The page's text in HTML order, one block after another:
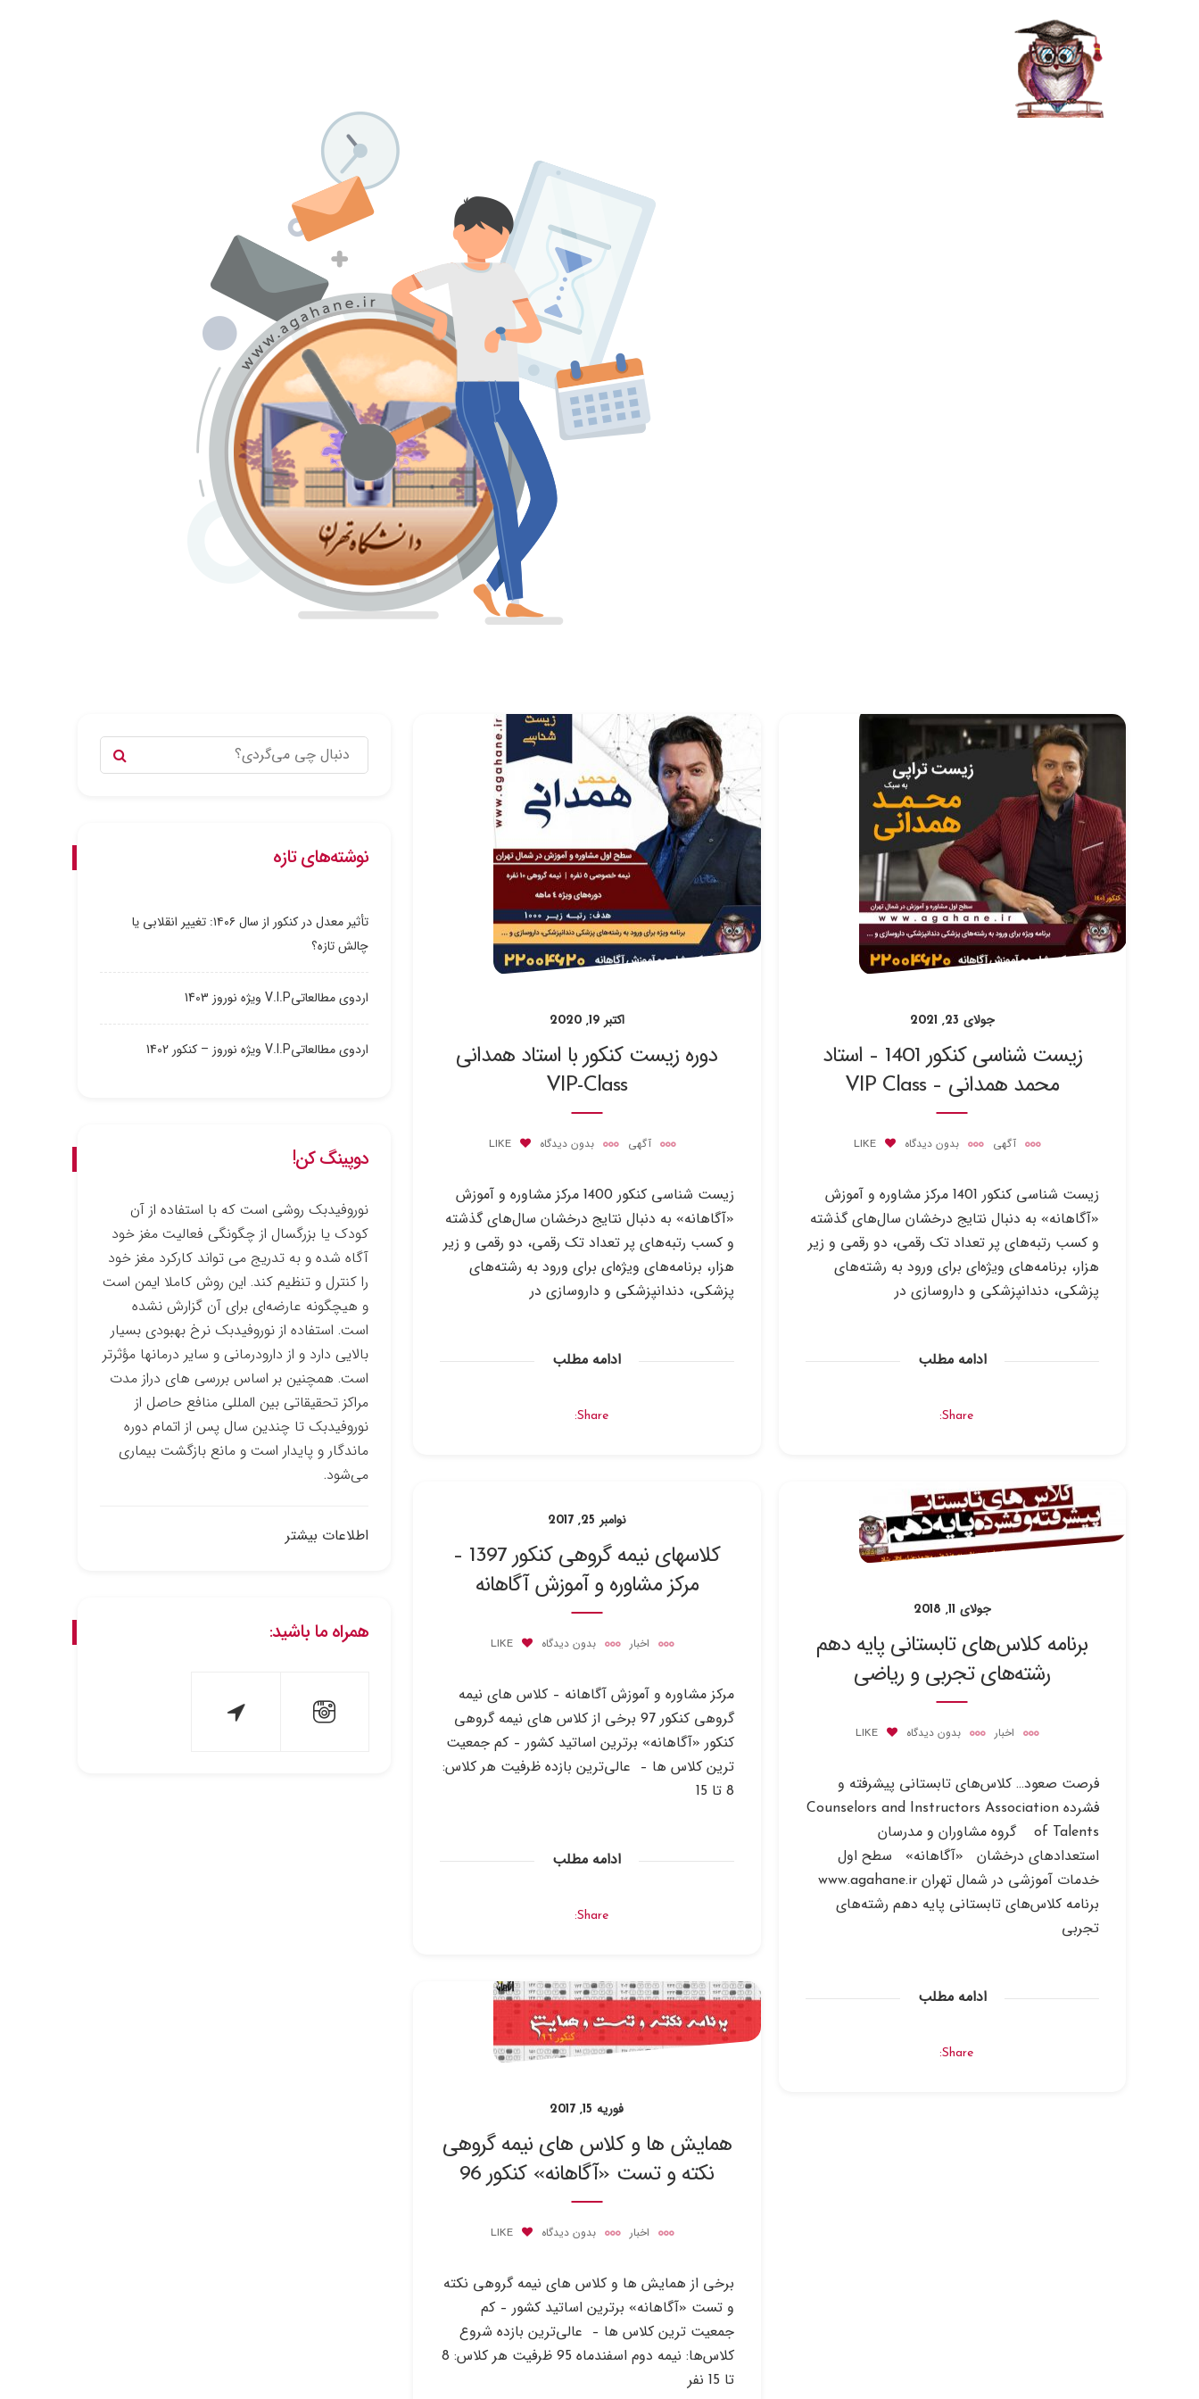
جولای 23, 2021
زیست شناسی کنکور 1401 – استاد
محمد همدانی – VIP Class
آگهی بدون دیدگاه LIKE
زیست شناسی کنکور 1401 مرکز مشاوره و آموزش
«آگاهانه» به دنبال نتایج درخشان سال‌های گذشته
و کسب رتبه‌های پر تعداد تک رقمی، دو رقمی و زیر
هزار، برنامه‌های ویژه‌ای برای ورود به رشته‌های
پزشکی، دندانپزشکی و داروسازی در
ادامه مطلب
Share:
اکتبر 19, 2020
دوره زیست کنکور با استاد همدانی
VIP-Class
آگهی بدون دیدگاه LIKE
زیست شناسی کنکور 1400 مرکز مشاوره و آموزش
«آگاهانه» به دنبال نتایج درخشان سال‌های گذشته
و کسب رتبه‌های پر تعداد تک رقمی، دو رقمی و زیر
هزار، برنامه‌های ویژه‌ای برای ورود به رشته‌های
پزشکی، دندانپزشکی و داروسازی در
ادامه مطلب
Share:
جولای 11, 2018
برنامه کلاس‌های تابستانی پایه دهم
رشته‌های تجربی و ریاضی
اخبار بدون دیدگاه LIKE
فرصت صعود… کلاس‌های تابستانی پیشرفته و
فشرده Counselors and Instructors Association
of Talents گروه مشاوران و مدرسان
استعدادهای درخشان «آگاهانه» سطح اول
برنامه کلاس‌های تابستانی پایه دهم رشته‌های
تجربی
ادامه مطلب
Share:
نوامبر 25, 2017
کلاسهای نیمه گروهی کنکور 1397 –
مرکز مشاوره و آموزش آگاهانه
اخبار بدون دیدگاه LIKE
مرکز مشاوره و آموزش آگاهانه – کلاس های نیمه
گروهی کنکور 97 برخی از کلاس های نیمه گروهی
کنکور «آگاهانه» برترین اساتید کشور – کم جمعیت
­ترین کلاس ­ها – عالی‌ترین بازده ظرفیت هر کلاس:
8 تا 15
ادامه مطلب
Share:
فوریه 15, 2017
همایش ها و کلاس های نیمه گروهی
نکته و تست «آگاهانه» کنکور 96
اخبار بدون دیدگاه LIKE
برخی از همایش­ ها و کلاس های نیمه گروهی نکته
و تست «آگاهانه» برترین اساتید کشور – کم
جمعیت ­ترین کلاس ­ها – عالی‌ترین بازده شروع
کلاس‌ها: نیمه دوم اسفندماه 95 ظرفیت هر کلاس: 8
تا 15 نفر
نوشته‌های تازه
تأثیر معدل در کنکور از سال ۱۴۰۶: تغییر انقلابی یا
چالش تازه؟
اردوی مطالعاتیV.I.P ویژه نوروز 1403
اردوی مطالعاتیV.I.P ویژه نوروز – کنکور 1402
دوپینگ کن!
نوروفیدبک روشی است که با استفاده از آن
کودک یا بزرگسال از چگونگی فعالیت مغز خود
آگاه شده و به تدریج می ­تواند کارکرد مغز خود
را کنترل و تنظیم کند. این روش کاملا ایمن است
و هیچ­گونه عارضه‌ای برای آن گزارش نشده
است. استفاده از نوروفیدبک نرخ بهبودی بسیار
بالایی دارد و از دارو­درمانی و سایر درمان­ها مؤثرتر
است. همچنین بر اساس بررسی­ های دراز مدت
مراکز تحقیقاتی بین­ المللی منافع حاصل از
نوروفیدبک تا چندین سال پس از اتمام دوره
ماندگار و پایدار است و مانع بازگشت بیماری
می‌شود.
اطلاعات بیشتر
همراه ما باشید: